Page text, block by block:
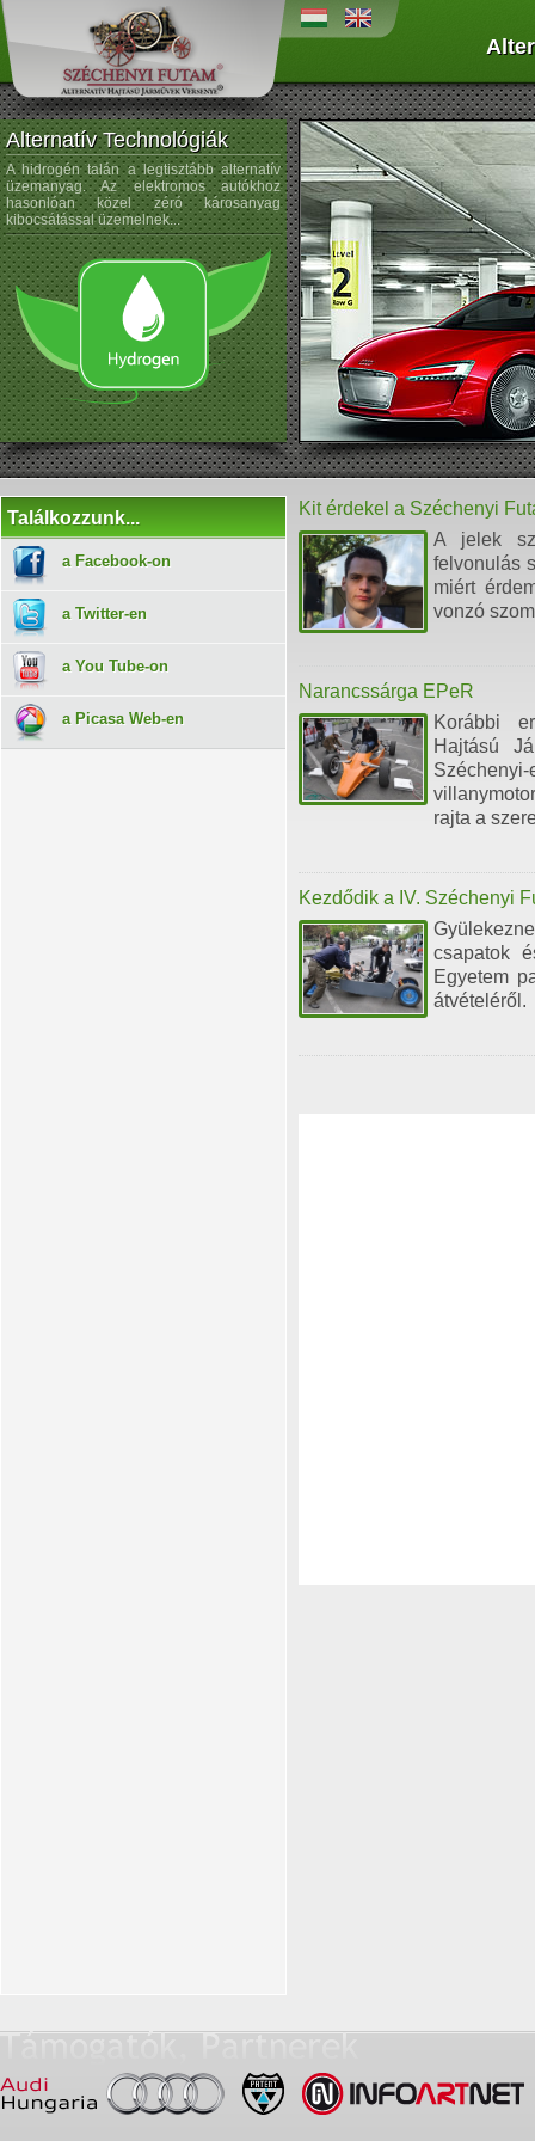
Alternatív Technológiák
A hidrogén talán a legtisztább alternatív
üzemanyag. Az elektromos autókhoz
hasonlóan közel zéró károsanyag
kibocsátással üzemelnek...
A napenergiát az
kezdték alkalmazni, és az
sem újdonság a napelemek
Találkozzunk...
a Facebook-on
a Twitter-en
a You Tube-on
a Picasa Web-en
Kit érdekel a Széchenyi
A jelek
felvonulás
miért
vonzó
Narancssárga EPeR
Korábbi
Hajtású
rajta a
Kezdődik a IV. Széchenyi
csapatok
Egyetem
átvételéről.